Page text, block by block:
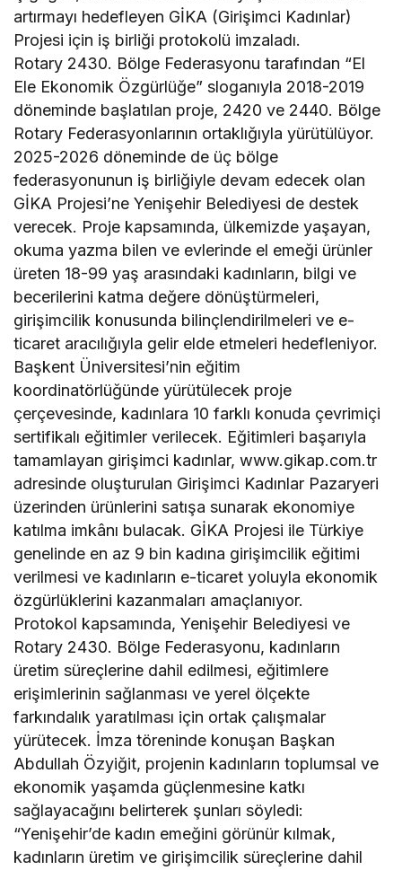
artırmayı hedefleyen GİKA (Girişimci Kadınlar)
Projesi için iş birliği protokolü imzaladı.
Rotary 2430. Bölge Federasyonu tarafından “El
Ele Ekonomik Özgürlüğe” sloganıyla 2018-2019
döneminde başlatılan proje, 2420 ve 2440. Bölge
Rotary Federasyonlarının ortaklığıyla yürütülüyor.
2025-2026 döneminde de üç bölge
federasyonunun iş birliğiyle devam edecek olan
GİKA Projesi’ne Yenişehir Belediyesi de destek
verecek. Proje kapsamında, ülkemizde yaşayan,
okuma yazma bilen ve evlerinde el emeği ürünler
üreten 18-99 yaş arasındaki kadınların, bilgi ve
becerilerini katma değere dönüştürmeleri,
girişimcilik konusunda bilinçlendirilmeleri ve e-
ticaret aracılığıyla gelir elde etmeleri hedefleniyor.
Başkent Üniversitesi’nin eğitim
koordinatörlüğünde yürütülecek proje
çerçevesinde, kadınlara 10 farklı konuda çevrimiçi
sertifikalı eğitimler verilecek. Eğitimleri başarıyla
tamamlayan girişimci kadınlar, www.gikap.com.tr
adresinde oluşturulan Girişimci Kadınlar Pazaryeri
üzerinden ürünlerini satışa sunarak ekonomiye
katılma imkânı bulacak. GİKA Projesi ile Türkiye
genelinde en az 9 bin kadına girişimcilik eğitimi
verilmesi ve kadınların e-ticaret yoluyla ekonomik
özgürlüklerini kazanmaları amaçlanıyor.
Protokol kapsamında, Yenişehir Belediyesi ve
Rotary 2430. Bölge Federasyonu, kadınların
üretim süreçlerine dahil edilmesi, eğitimlere
erişimlerinin sağlanması ve yerel ölçekte
farkındalık yaratılması için ortak çalışmalar
yürütecek. İmza töreninde konuşan Başkan
Abdullah Özyiğit, projenin kadınların toplumsal ve
ekonomik yaşamda güçlenmesine katkı
sağlayacağını belirterek şunları söyledi:
“Yenişehir’de kadın emeğini görünür kılmak,
kadınların üretim ve girişimcilik süreçlerine dahil